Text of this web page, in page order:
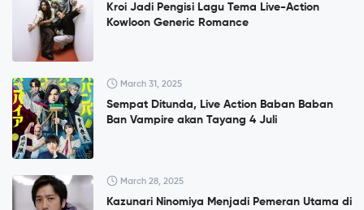
Kroi Jadi Pengisi Lagu Tema Live-Action
Kowloon Generic Romance
March 31, 2025
Sempat Ditunda, Live Action Baban Baban
Ban Vampire akan Tayang 4 Juli
March 28, 2025
Kazunari Ninomiya Menjadi Pemeran Utama di